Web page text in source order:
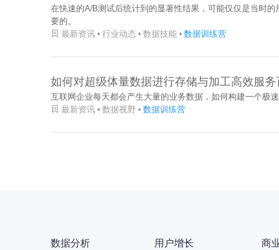
在快速的A/B测试后统计到的显著性结果，可能仅仅是当时
要的。
 最新资讯 • 行业动态 • 数据技能 • 数据训练营
如何对超级体量数据进行存储与加工高效服务
互联网企业每天都会产生大量的业务数据，如何构建一个极
 最新资讯 • 数据视野 • 数据训练营
数据分析 用户增长 商